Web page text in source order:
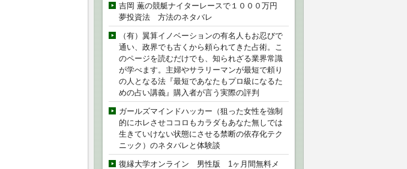
吉岡 薫の競艇ナイターレースで１０００万円
夢投資法 方法のネタバレ
（有）翼算イノベーションの有名人もお忍びで
通い、政界でも古くから頼られてきた占術。こ
のページを読むだけでも、知られざる業界常識
が学べます。主婦やサラリーマンが最短で頼り
の人となる法『最短であなたもプロ級になるた
めの占い講義』購入者が言う実際の評判
ガールズマインドハッカー（狙った女性を強制
的にホレさせココロもカラダもあなた無しでは
生きていけない状態にさせる禁断の依存化テク
ニック）のネタバレと体験談
復縁大学オンライン 男性版 1ヶ月間無料メ